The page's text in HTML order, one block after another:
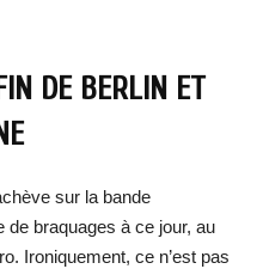
DE BERLIN ET
sur la bande
braquages à ce jour, au
Ironiquement, ce n’est pas